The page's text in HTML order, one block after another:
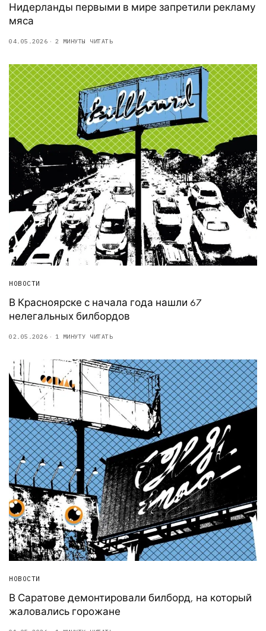
Нидерланды первыми в мире запретили рекламу
мяса
04.05.2026 2 МИНУТЫ ЧИТАТЬ
НОВОСТИ
В Красноярске с начала года нашли 67
нелегальных билбордов
02.05.2026 1 МИНУТУ ЧИТАТЬ
НОВОСТИ
В Саратове демонтировали билборд, на который
жаловались горожане